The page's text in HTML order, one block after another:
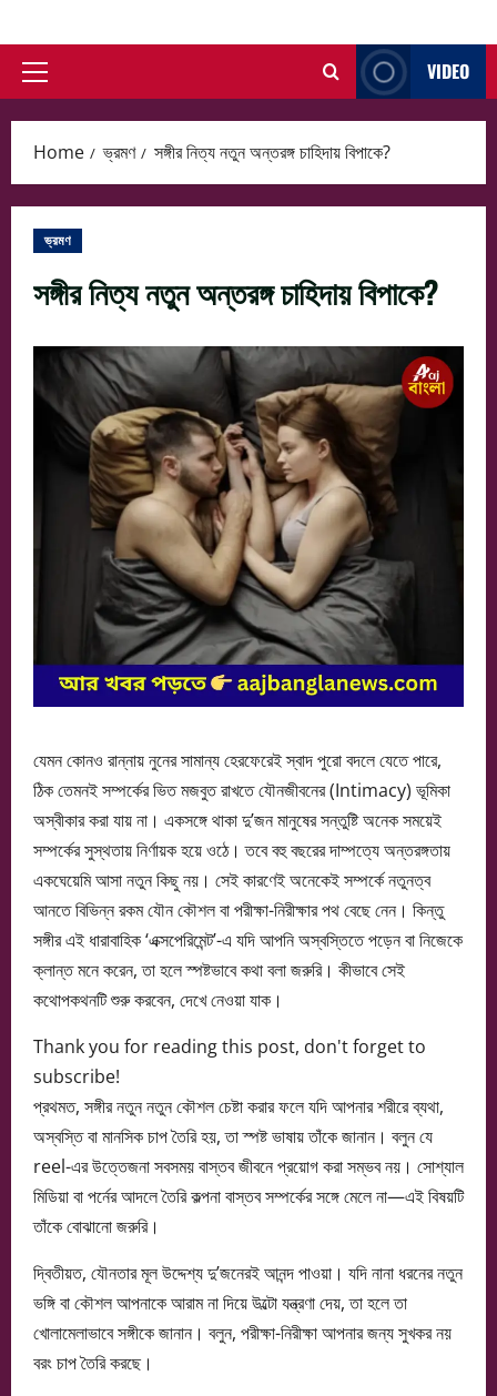
to
contentPrimary
VIDEO
Home ভ্রমণ সঙ্গীর নিত্য নতুন অন্তরঙ্গ চাহিদায় বিপাকে?
ভ্রমণ
সঙ্গীর নিত্য নতুন অন্তরঙ্গ চাহিদায় বিপাকে?
যেমন কোনও রান্নায় নুনের সামান্য হেরফেরেই স্বাদ পুরো বদলে যেতে পারে,
ঠিক তেমনই সম্পর্কের ভিত মজবুত রাখতে যৌনজীবনের (Intimacy) ভূমিকা
অস্বীকার করা যায় না। একসঙ্গে থাকা দু’জন মানুষের সন্তুষ্টি অনেক সময়েই
সম্পর্কের সুস্থতায় নির্ণায়ক হয়ে ওঠে। তবে বহু বছরের দাম্পত্যে অন্তরঙ্গতায়
একঘেয়েমি আসা নতুন কিছু নয়। সেই কারণেই অনেকেই সম্পর্কে নতুনত্ব
আনতে বিভিন্ন রকম যৌন কৌশল বা পরীক্ষা-নিরীক্ষার পথ বেছে নেন। কিন্তু
সঙ্গীর এই ধারাবাহিক ‘এক্সপেরিমেন্ট’-এ যদি আপনি অস্বস্তিতে পড়েন বা নিজেকে
ক্লান্ত মনে করেন, তা হলে স্পষ্টভাবে কথা বলা জরুরি। কীভাবে সেই
কথোপকথনটি শুরু করবেন, দেখে নেওয়া যাক।
Thank you for reading this post, don't forget to
subscribe!
প্রথমত, সঙ্গীর নতুন নতুন কৌশল চেষ্টা করার ফলে যদি আপনার শরীরে ব্যথা,
অস্বস্তি বা মানসিক চাপ তৈরি হয়, তা স্পষ্ট ভাষায় তাঁকে জানান। বলুন যে
reel-এর উত্তেজনা সবসময় বাস্তব জীবনে প্রয়োগ করা সম্ভব নয়। সোশ্যাল
মিডিয়া বা পর্নের আদলে তৈরি কল্পনা বাস্তব সম্পর্কের সঙ্গে মেলে না—এই বিষয়টি
তাঁকে বোঝানো জরুরি।
দ্বিতীয়ত, যৌনতার মূল উদ্দেশ্য দু’জনেরই আনন্দ পাওয়া। যদি নানা ধরনের নতুন
ভঙ্গি বা কৌশল আপনাকে আরাম না দিয়ে উল্টো যন্ত্রণা দেয়, তা হলে তা
খোলামেলাভাবে সঙ্গীকে জানান। বলুন, পরীক্ষা-নিরীক্ষা আপনার জন্য সুখকর নয়
বরং চাপ তৈরি করছে।